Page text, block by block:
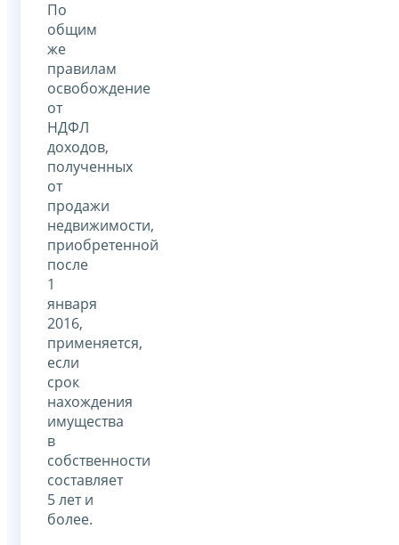
По
общим
же
правилам
освобождение
от
НДФЛ
доходов,
полученных
от
продажи
недвижимости,
приобретенной
после
1
января
2016,
применяется,
если
срок
нахождения
имущества
в
собственности
составляет
5 лет и
более.